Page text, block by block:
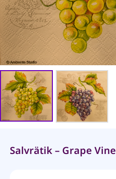
Salvrätik – Grape Vine